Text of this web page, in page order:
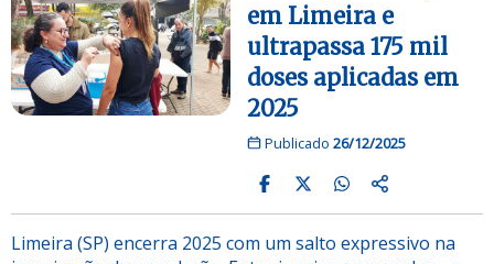
em Limeira e
ultrapassa 175 mil
doses aplicadas em
2025
Publicado 26/12/2025
Limeira (SP) encerra 2025 com um salto expressivo na